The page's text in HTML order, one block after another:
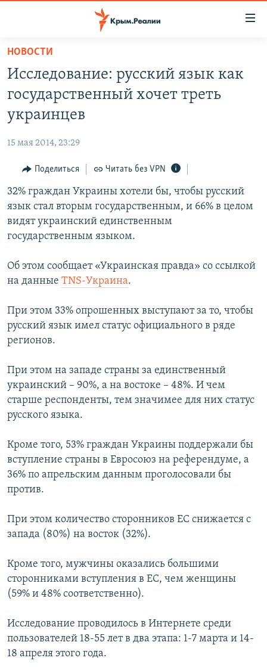
Вернуться
основному
содержанию
Вернутся
главной
Вернутся
поиску
СПЕЦПРОЕКТЫ
11 ЛЕТ ОККУПАЦИИ КРЫМА. 11 ИСТОРИЙ СОПРОТИВЛЕНИЯ
ВОДА
ЕЩЕ
ИНТЕРАКТИВ
ИНФОГРАФИКА
ТЕЛЕПРОЕКТ КРЫМ.РЕАЛИИ
СОВЕТЫ ПРАВОЗАЩИТНИКОВ
ПОБЕДИТЕЛЕЙ НЕ СУДЯТ?
ELIFBE
УКРАИНСКАЯ ПРОБЛЕМА КРЫМА
РАДІО СВОБОДА
КАК ОБОЙТИ БЛОКИРОВКУ
Українською
Qırımtatar
ПРИСОЕДИНЯЙТЕСЬ!
НОВОСТИ
Исследование: русский язык как
государственный хочет треть
украинцев
15 мая 2014, 23:29
Поделиться Читать без VPN
32% граждан Украины хотели бы, чтобы русский
язык стал вторым государственным, и 66% в целом
видят украинский единственным
государственным языком.
Об этом сообщает «Украинская правда» со ссылкой
на данные TNS-Украина.
При этом 33% опрошенных выступают за то, чтобы
русский язык имел статус официального в ряде
регионов.
При этом на западе страны за единственный
украинский – 90%, а на востоке – 48%. И чем
старше респонденты, тем значимее для них статус
русского языка.
Кроме того, 53% граждан Украины поддержали бы
вступление страны в Евросоюз на референдуме, а
36% по апрельским данным проголосовали бы
против.
При этом количество сторонников ЕС снижается с
запада (80%) на восток (32%).
Кроме того, мужчины оказались большими
сторонниками вступления в ЕС, чем женщины
(59% и 48% соответственно).
Исследование проводилось в Интернете среди
пользователей 18-55 лет в два этапа: 1-7 марта и 14-
18 апреля этого года.